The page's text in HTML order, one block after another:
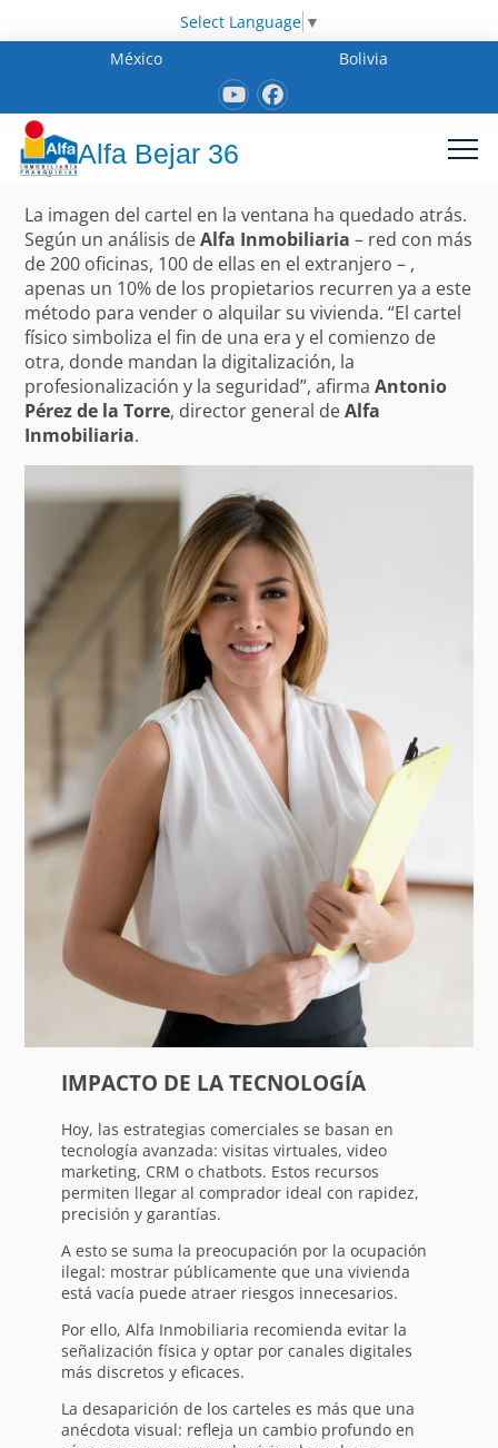
Select Language ▼
México
Bolivia
Alfa Bejar 36
La imagen del cartel en la ventana ha quedado atrás.
Según un análisis deAlfa Inmobiliaria – red con más
de 200 oficinas, 100 de ellas en el extranjero – ,
apenas un 10% de los propietarios recurren ya a este
método para vender o alquilar su vivienda. “El cartel
físico simboliza el fin de una era y el comienzo de
otra, donde mandan la digitalización, la
profesionalización y la seguridad”, afirmaAntonio
Pérez de la Torre, director general deAlfa
Inmobiliaria.
IMPACTO DE LA TECNOLOGÍA
Hoy, las estrategias comerciales se basan en
tecnología avanzada: visitas virtuales, video
marketing, CRM o chatbots. Estos recursos
permiten llegar al comprador ideal con rapidez,
precisión y garantías.
A esto se suma la preocupación por la ocupación
ilegal: mostrar públicamente que una vivienda
está vacía puede atraer riesgos innecesarios.
Por ello, Alfa Inmobiliaria recomienda evitar la
señalización física y optar por canales digitales
más discretos y eficaces.
La desaparición de los carteles es más que una
anécdota visual: refleja un cambio profundo en